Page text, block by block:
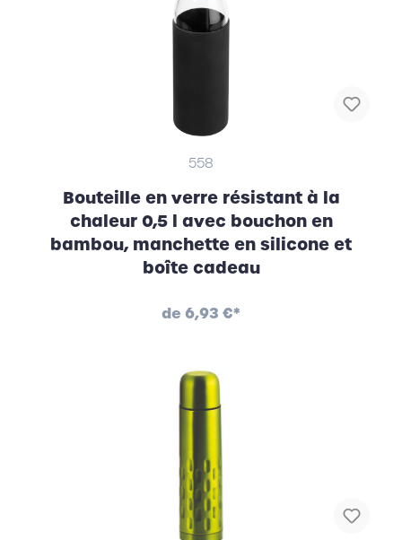
558
Bouteille en verre résistant à la
chaleur 0,5 l avec bouchon en
bambou, manchette en silicone et
boîte cadeau
de 6,93 €*